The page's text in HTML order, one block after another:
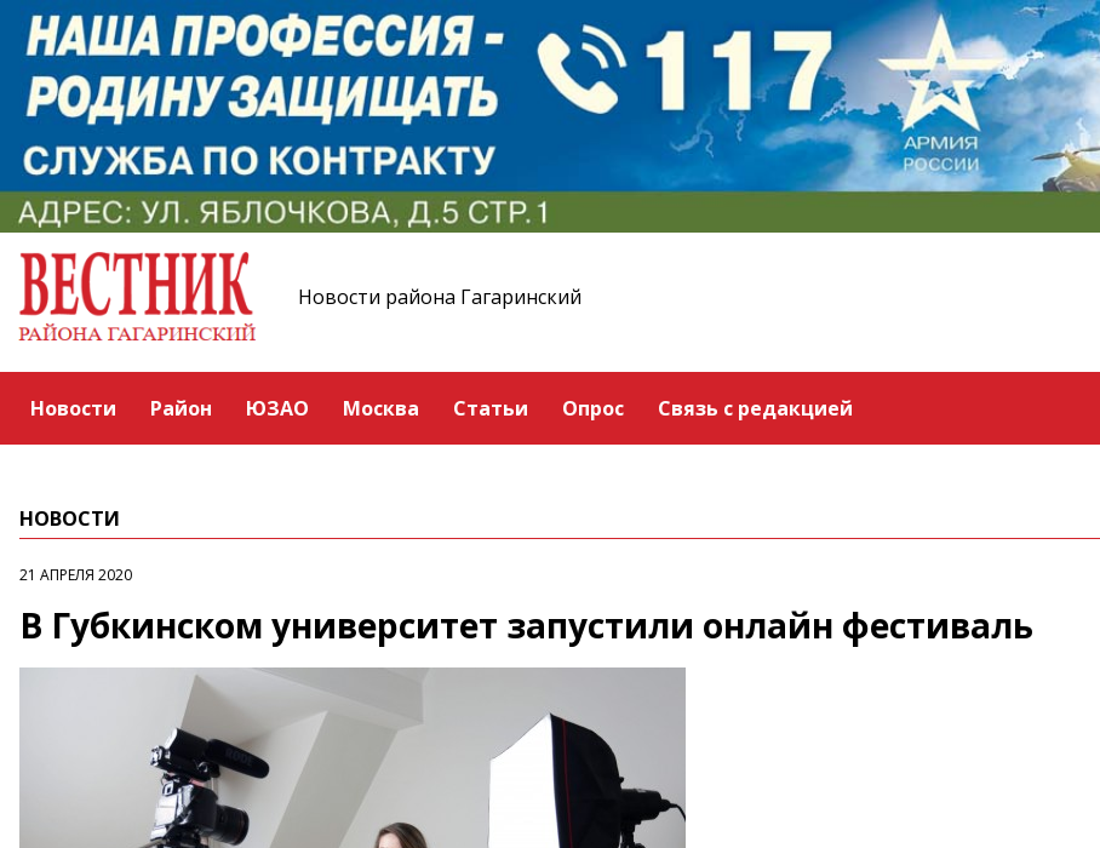
Новости района Гагаринский
Новости Район ЮЗАО Москва Статьи Опрос Связь с редакцией
НОВОСТИ
21 АПРЕЛЯ 2020
В Губкинском университет запустили онлайн фестиваль